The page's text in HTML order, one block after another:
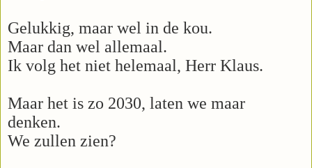
Gelukkig, maar wel in de kou.
Maar dan wel allemaal.
Ik volg het niet helemaal, Herr Klaus.
Maar het is zo 2030, laten we maar
denken.
We zullen zien?